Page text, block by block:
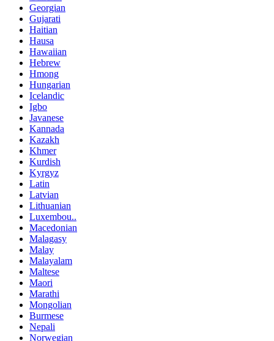
Georgian
Gujarati
Haitian
Hausa
Hawaiian
Hebrew
Hmong
Hungarian
Icelandic
Igbo
Javanese
Kannada
Kazakh
Khmer
Kurdish
Kyrgyz
Latin
Latvian
Lithuanian
Luxembou..
Macedonian
Malagasy
Malay
Malayalam
Maltese
Maori
Marathi
Mongolian
Burmese
Nepali
Norwegian